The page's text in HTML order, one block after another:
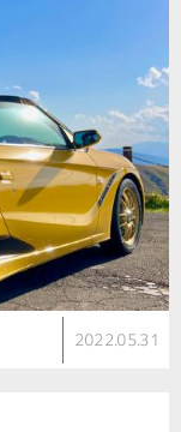
2022.05.31